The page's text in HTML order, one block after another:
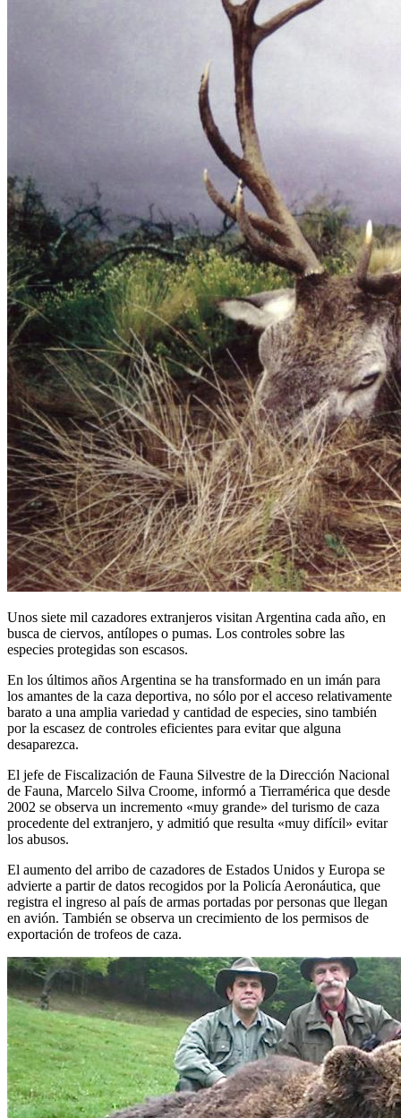
Unos siete mil cazadores extranjeros visitan Argentina cada año, en
busca de ciervos, antílopes o pumas. Los controles sobre las
especies protegidas son escasos.
En los últimos años Argentina se ha transformado en un imán para
los amantes de la caza deportiva, no sólo por el acceso relativamente
barato a una amplia variedad y cantidad de especies, sino también
por la escasez de controles eficientes para evitar que alguna
desaparezca.
El jefe de Fiscalización de Fauna Silvestre de la Dirección Nacional
de Fauna, Marcelo Silva Croome, informó a Tierramérica que desde
2002 se observa un incremento «muy grande» del turismo de caza
procedente del extranjero, y admitió que resulta «muy difícil» evitar
los abusos.
El aumento del arribo de cazadores de Estados Unidos y Europa se
advierte a partir de datos recogidos por la Policía Aeronáutica, que
registra el ingreso al país de armas portadas por personas que llegan
en avión. También se observa un crecimiento de los permisos de
exportación de trofeos de caza.